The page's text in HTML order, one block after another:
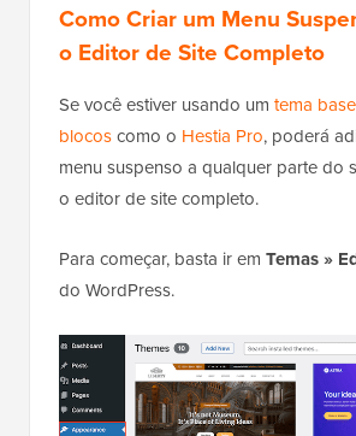
Como Criar um Menu
o Editor de Site Completo
Se você estiver usando um tema
blocoscomo o Hestia Pro, poderá
menu suspenso a qualquer parte do
o editor de site completo.
Para começar, basta ir em Temas »
do WordPress.